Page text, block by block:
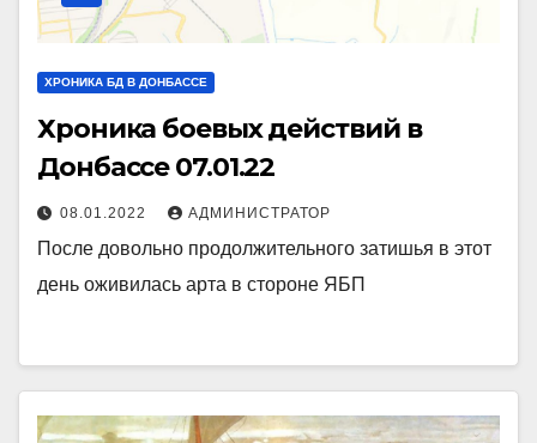
ХРОНИКА БД В ДОНБАССЕ
Хроника боевых действий в
Донбассе 07.01.22
08.01.2022 АДМИНИСТРАТОР
После довольно продолжительного затишья в этот
день оживилась арта в стороне ЯБП